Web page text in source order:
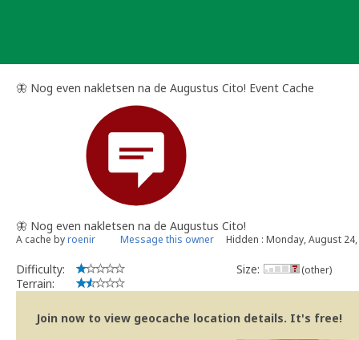
🦋 Nog even nakletsen na de Augustus Cito! Event Cache
🦋 Nog even nakletsen na de Augustus Cito!
A cache byroenir Message this owner Hidden : Monday, August
Difficulty:
Terrain:
Size: (other)
Join now to view geocache location details. It's free!